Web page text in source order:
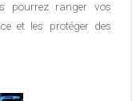
pourrez ranger vos
et les protéger des